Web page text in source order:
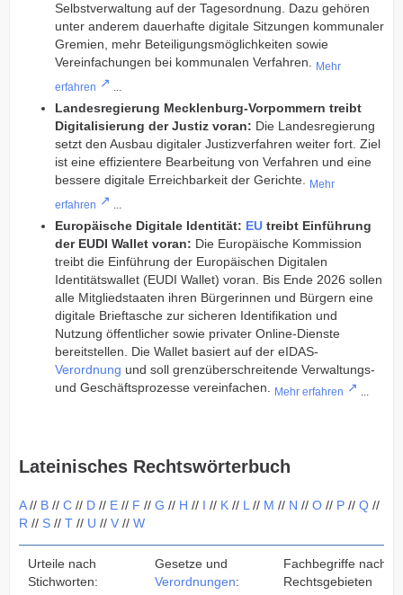
Selbstverwaltung auf der Tagesordnung. Dazu gehören
unter anderem dauerhafte digitale Sitzungen kommunaler
Gremien, mehr Beteiligungsmöglichkeiten sowie
Vereinfachungen bei kommunalen Verfahren. Mehr
erfahren
Landesregierung Mecklenburg-Vorpommern treibt
Digitalisierung der Justiz voran: Die Landesregierung
setzt den Ausbau digitaler Justizverfahren weiter fort. Ziel
ist eine effizientere Bearbeitung von Verfahren und eine
bessere digitale Erreichbarkeit der Gerichte.
Mehr
erfahren
Europäische Digitale Identität: EU treibt Einführung
der EUDI Wallet voran: Die Europäische Kommission
treibt die Einführung der Europäischen Digitalen
Identitätswallet (EUDI Wallet) voran. Bis Ende 2026 sollen
alle Mitgliedstaaten ihren Bürgerinnen und Bürgern eine
digitale Brieftasche zur sicheren Identifikation und
Nutzung öffentlicher sowie privater Online-Dienste
bereitstellen. Die Wallet basiert auf der eIDAS-
Verordnung und soll grenzüberschreitende Verwaltungs-
und Geschäftsprozesse vereinfachen.
Mehr erfahren
Lateinisches Rechtswörterbuch
A// B // C // D // E // F // G // H // I // K // L// M // N // O // P // Q //
R // S // T // U // V // W
Urteile nach
Stichworten:
Gesetze und
Verordnungen:
Fachbegriffe nach
Rechtsgebieten